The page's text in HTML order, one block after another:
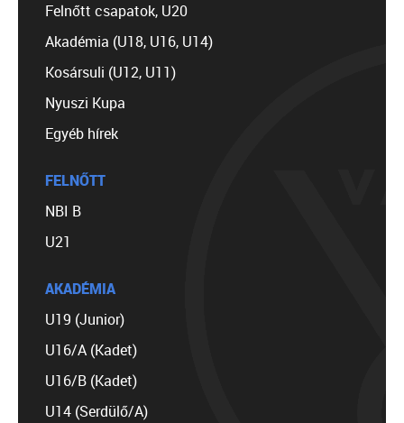
Felnőtt csapatok, U20
Akadémia (U18, U16, U14)
Kosársuli (U12, U11)
Nyuszi Kupa
Egyéb hírek
FELNŐTT
NBI B
U21
AKADÉMIA
U19 (Junior)
U16/A (Kadet)
U16/B (Kadet)
U14 (Serdülő/A)